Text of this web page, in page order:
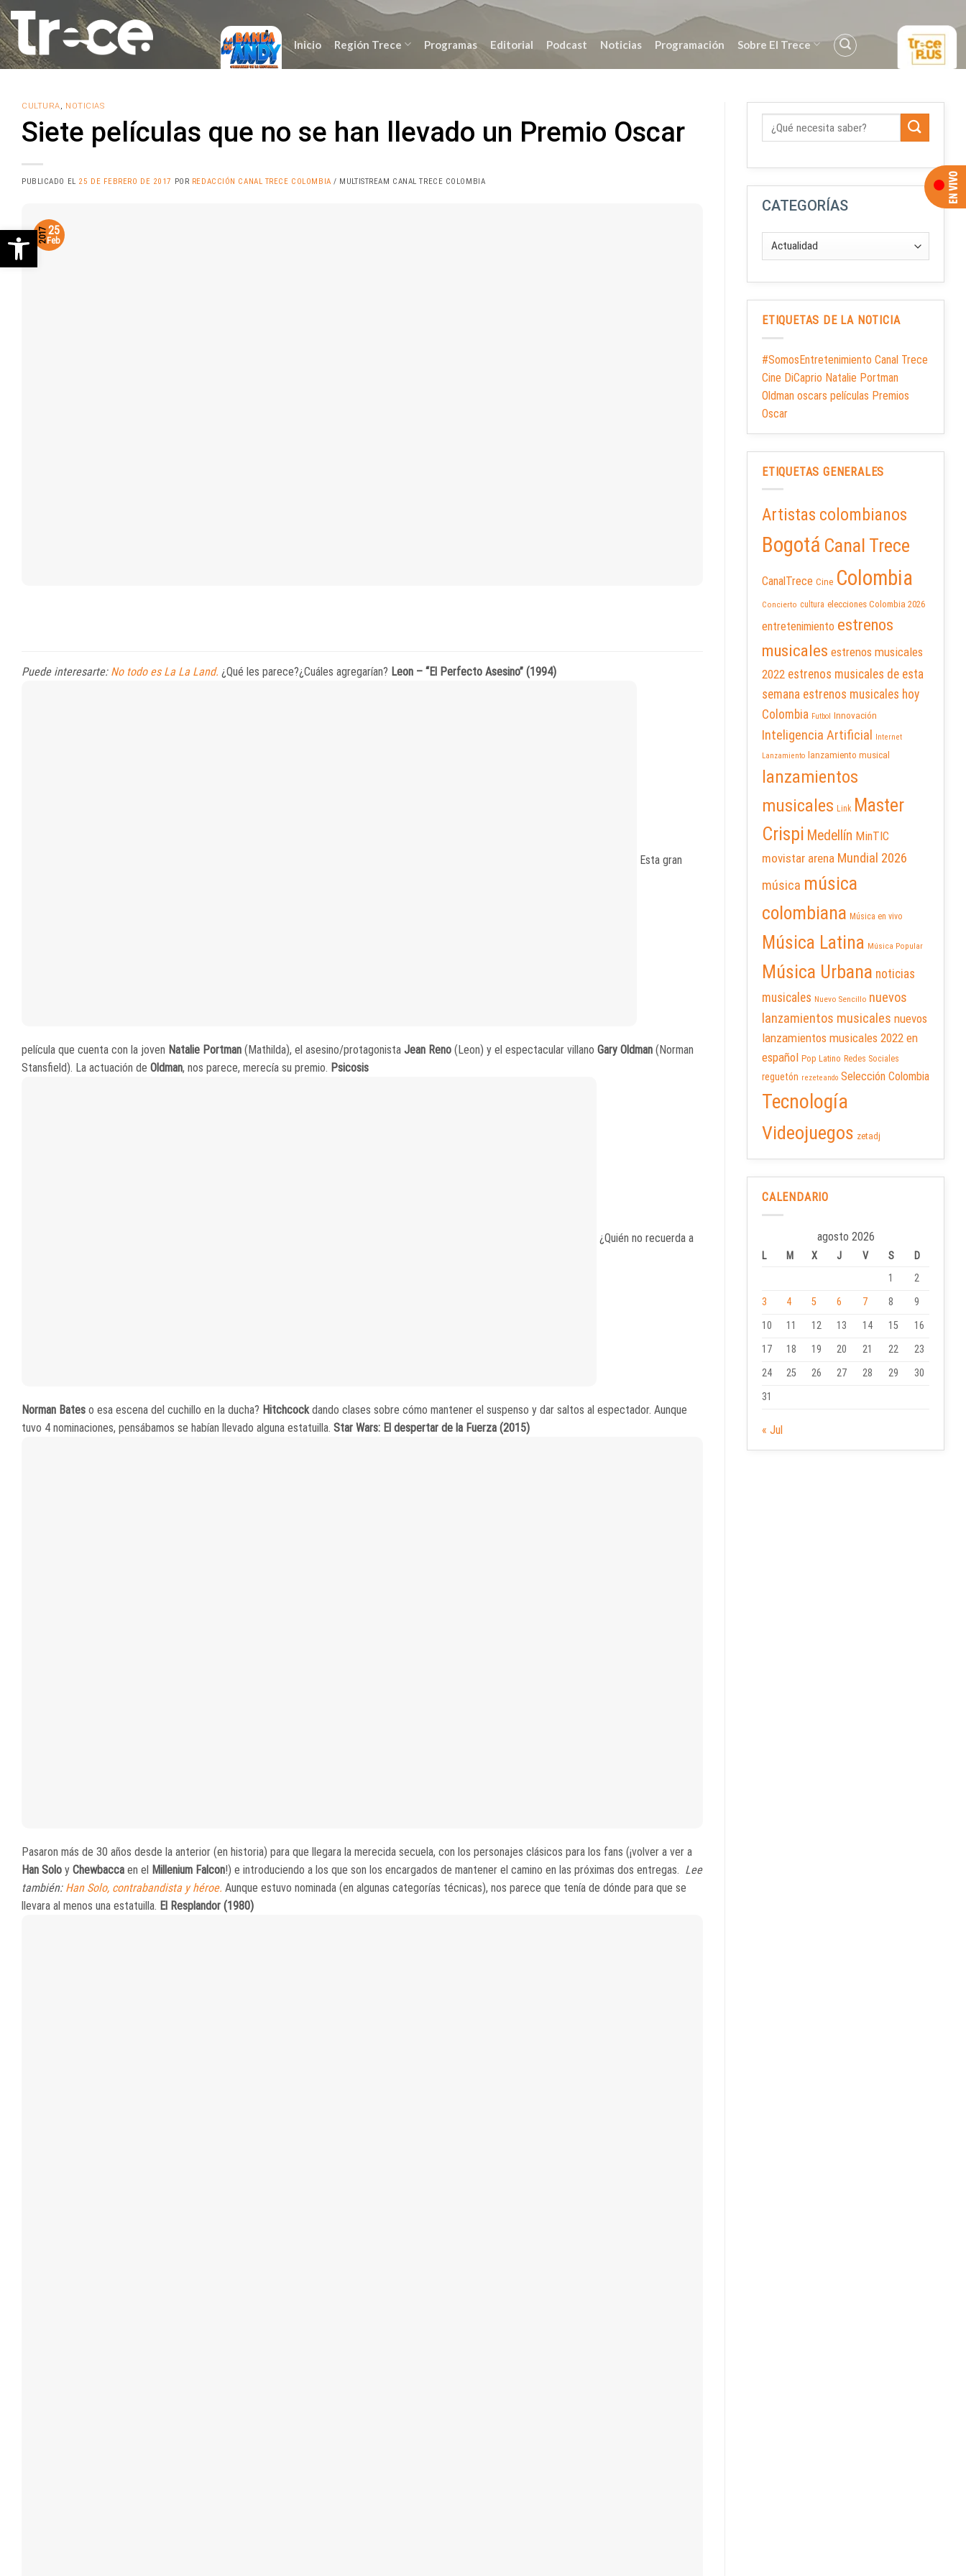
Saltar
al
contenido
Inicio Región Trece Programas Editorial Podcast Noticias Programación Sobre El Trece
CULTURA, NOTICIAS
Siete películas que no se han llevado un Premio Oscar
PUBLICADO EL 25 DE FEBRERO DE 2017 POR REDACCIÓN CANAL TRECE COLOMBIA / MULTISTREAM CANAL TRECE COLOMBIA
25
Feb
2017
Puede interesarte: No todo es La La Land. ¿Qué les parece?¿Cuáles agregarían? Leon – “El Perfecto Asesino” (1994)
Esta gran
película que cuenta con la joven Natalie Portman (Mathilda), el asesino/protagonista Jean Reno (Leon) y el espectacular villano Gary Oldman (Norman
Stansfield). La actuación de Oldman, nos parece, merecía su premio. Psicosis
¿Quién no recuerda a
Norman Bates o esa escena del cuchillo en la ducha? Hitchcockdando clases sobre cómo mantener el suspenso y dar saltos al espectador. Aunque
tuvo 4 nominaciones, pensábamos se habían llevado alguna estatuilla. Star Wars: El despertar de la Fuerza (2015)
Pasaron más de 30 años desde la anterior (en historia) para que llegara la merecida secuela, con los personajes clásicos para los fans (¡volver a ver a
Han Solo y Chewbacca en el Millenium Falcon!) e introduciendo a los que son los encargados de mantener el camino en las próximas dos entregas. Lee
también: Han Solo, contrabandista y héroe. Aunque estuvo nominada (en algunas categorías técnicas), nos parece que tenía de dónde para que se
llevara al menos una estatuilla. El Resplandor (1980)
CATEGORÍAS
ETIQUETAS DE LA NOTICIA
#SomosEntretenimiento Canal Trece
Cine DiCaprio Natalie Portman
Oldman oscars películas Premios
Oscar
ETIQUETAS GENERALES
Artistas colombianos
Bogotá Canal Trece
CanalTrece Cine Colombia
Concierto cultura elecciones Colombia 2026
entretenimiento estrenos
musicales estrenos musicales
2022 estrenos musicales de esta
semana estrenos musicales hoy
Colombia Futbol Innovación
Inteligencia Artificial
Internet
Lanzamiento
lanzamiento musical
lanzamientos
musicales Link Master
Crispi Medellín MinTIC
movistar arena Mundial 2026
música música
colombiana Música en vivo
Música Latina Música Popular
Música Urbana noticias
musicales Nuevo Sencillo nuevos
lanzamientos musicales nuevos
lanzamientos musicales 2022 en
español Pop Latino Redes Sociales
reguetón rezeteando Selección Colombia
Tecnología
Videojuegos zetadj
CALENDARIO
agosto 2026
L M X J V S
D
1
2
3
4 5 6 7 8
9
10
11 12 13 14 15
16
17
18 19 20 21 22
23
24
25 26 27 28 29
30
31
« Jul
Abrir barra de herramientas